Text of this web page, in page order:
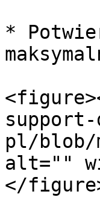
*
support-
pl/blob/
alt=""
</